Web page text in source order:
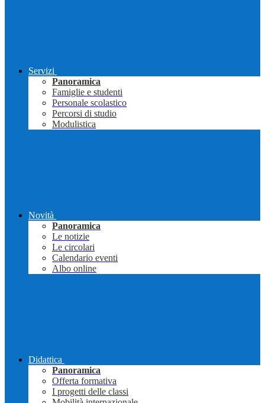
Servizi
Panoramica
Famiglie e studenti
Personale scolastico
Percorsi di studio
Modulistica
Novità
Panoramica
Le notizie
Le circolari
Calendario eventi
Albo online
Didattica
Panoramica
Offerta formativa
I progetti delle classi